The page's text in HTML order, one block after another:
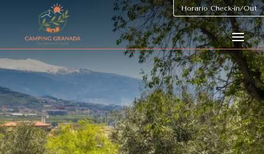
Horario Check-in/Out